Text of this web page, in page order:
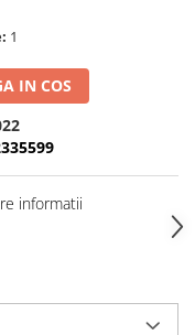
1
IN COS
informatii